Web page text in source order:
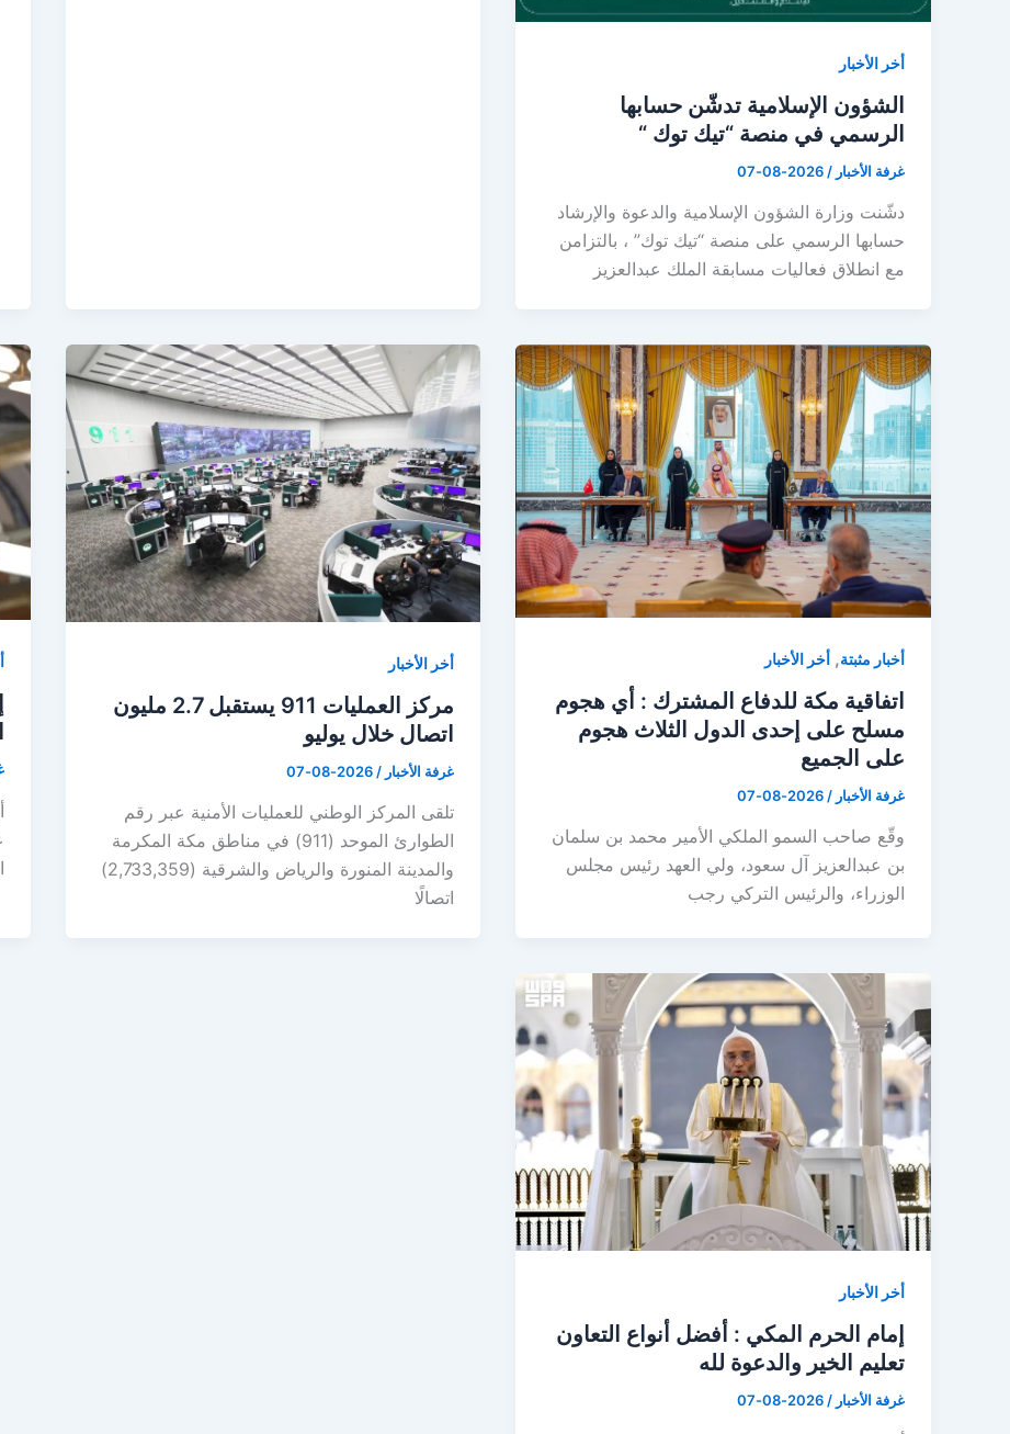
أخر الأخبار
الشؤون الإسلامية تدشّن حسابها
الرسمي في منصة “تيك توك “
غرفة الأخبار /
2026-08-07
دشّنت وزارة الشؤون الإسلامية والدعوة والإرشاد
حسابها الرسمي على منصة “تيك توك” ، بالتزامن
مع انطلاق فعاليات مسابقة الملك عبدالعزيز
أخبار مثبتة, أخر الأخبار
اتفاقية مكة للدفاع المشترك : أي هجوم
مسلح على إحدى الدول الثلاث هجوم
على الجميع
غرفة الأخبار /
2026-08-07
وقّع صاحب السمو الملكي الأمير محمد بن سلمان
بن عبدالعزيز آل سعود، ولي العهد رئيس مجلس
الوزراء، والرئيس التركي رجب
أخر الأخبار
مركز العمليات 911 يستقبل 2.7 مليون
اتصال خلال يوليو
غرفة الأخبار /
2026-08-07
تلقى المركز الوطني للعمليات الأمنية عبر رقم
الطوارئ الموحد (911) في مناطق مكة المكرمة
والمدينة المنورة والرياض والشرقية (2,733,359)
اتصالًا
أخر الأخبار
إمام الحرم المكي : أفضل أنواع التعاون
تعليم الخير والدعوة لله
غرفة الأخبار /
2026-08-07